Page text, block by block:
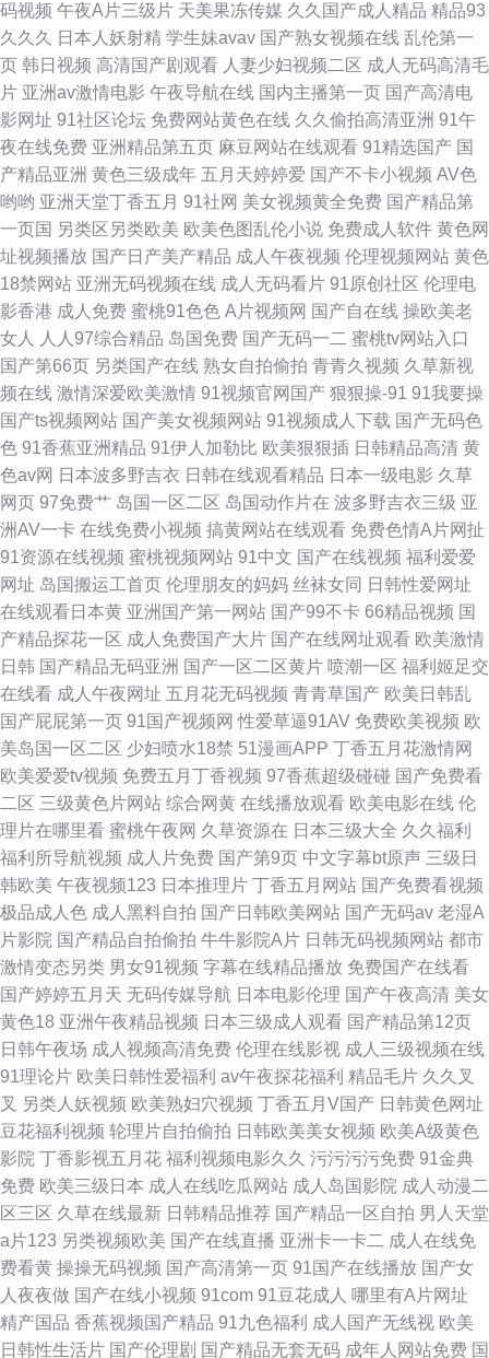
成人 无码人妻丰满熟妇A片护士电影 www污91 蜜芽亚瑟 性爱xx网 超碰av人
人 久热中文 五月丁香大香蕉 AV我爱AVtv 九九热九九 私人家庭影院5533 97
精品视频在线 极品尤物自慰喷水 色男人的 91精品国产秘入口 国内精品内射
日韩国产在线观看一 8090电影 国产在线观看精品一区 日韩成人国 中日韩国
国产精品一库二库三库 青娱乐盛视久久 与么公激情性完整视频 国产精品自
在在线观看 秋霞电影高清完整版 原来的神马电影完整版在线观看 国产精品
看片 琪琪影院2017理论在线观看 樱桃的成熟时2 国产精品视频综合区 欧美
自拍手机在线 伊人久色 国产福利视频导航 欧美性爱另类3 中文字幕有码在线
观看 国产拳头交一 日本无码全黄二区三区大片免费看 综合精品中文
码视频 午夜A片三级片 天美果冻传媒 久久国产成人精品 精品93
久久久
日本人妖射精 学生妹avav 国产熟女视频在线 乱伦第一
页 韩日视频 高清国产剧观看 人妻少妇视频二区 成人无码高清毛
片 亚洲av激情电影 午夜导航在线 国内主播第一页 国产高清电
影网址 91社区论坛 免费网站黄色在线 久久偷拍高清亚洲 91午
夜在线免费 亚洲精品第五页 麻豆网站在线观看 91精选国产 国
产精品亚洲 黄色三级成年 五月天婷婷爱 国产不卡小视频 AV色
哟哟 亚洲天堂丁香五月 91社网 美女视频黄全免费 国产精品第
一页国 另类区另类欧美 欧美色图乱伦小说 免费成人软件 黄色网
址视频播放 国产日产美产精品 成人午夜视频 伦理视频网站 黄色
18禁网站 亚洲无码视频在线 成人无码看片 91原创社区 伦理电
影香港 成人免费 蜜桃91色色 A片视频网 国产自在线 操欧美老
女人
人人97综合精品 岛国免费 国产无码一二 蜜桃tv网站入口
国产第66页 另类国产在线 熟女自拍偷拍 青青久视频 久草新视
频在线 激情深爱欧美激情 91视频官网国产 狠狠操-91 91我要操
国产ts视频网站 国产美女视频网站 91视频成人下载 国产无码色
色 91香蕉亚洲精品 91伊人加勒比 欧美狠狠插 日韩精品高清 黄
色av网 日本波多野吉衣 日韩在线观看精品 日本一级电影 久草
网页 97免费艹 岛国一区二区 岛国动作片在 波多野吉衣三级 亚
洲AV一卡 在线免费小视频 搞黄网站在线观看 免费色情A片网扯
91资源在线视频 蜜桃视频网站 91中文 国产在线视频 福利爱爱
网址 岛国搬运工首页 伦理朋友的妈妈 丝袜女同 日韩性爱网址
在线观看日本黄 亚洲国产第一网站 国产99不卡 66精品视频 国
产精品探花一区 成人免费国产大片 国产在线网址观看 欧美激情
日韩 国产精品无码亚洲 国产一区二区黄片 喷潮一区 福利姬足交
在线看 成人午夜网址 五月花无码视频 青青草国产 欧美日韩乱
国产屁屁第一页 91国产视频网 性爱草逼91AV 免费欧美视频 欧
美岛国一区二区 少妇喷水18禁 51漫画APP 丁香五月花激情网
欧美爱爱tv视频 免费五月丁香视频 97香蕉超级碰碰 国产免费看
二区 三级黄色片网站 综合网黄 在线播放观看 欧美电影在线 伦
理片在哪里看 蜜桃午夜网 久草资源在 日本三级大全 久久福利
福利所导航视频 成人片免费 国产第9页 中文字幕bt原声 三级日
韩欧美 午夜视频123 日本推理片 丁香五月网站 国产免费看视频
极品成人色 成人黑料自拍 国产日韩欧美网站 国产无码av 老湿A
片影院 国产精品自拍偷拍 牛牛影院A片 日韩无码视频网站 都市
激情变态另类 男女91视频 字幕在线精品播放 免费国产在线看
国产婷婷五月天 无码传媒导航 日本电影伦理 国产午夜高清 美女
黄色18 亚洲午夜精品视频 日本三级成人观看 国产精品第12页
日韩午夜场 成人视频高清免费 伦理在线影视 成人三级视频在线
91理论片 欧美日韩性爱福利 av午夜探花福利 精品毛片 久久叉
叉 另类人妖视频 欧美熟妇穴视频 丁香五月V国产 日韩黄色网址
豆花福利视频 轮理片自拍偷拍 日韩欧美美女视频 欧美A级黄色
影院 丁香影视五月花 福利视频电影久久 污污污污免费 91金典
免费 欧美三级日本 成人在线吃瓜网站 成人岛国影院 成人动漫二
区三区 久草在线最新 日韩精品推荐 国产精品一区自拍 男人天堂
a片123 另类视频欧美 国产在线直播 亚洲卡一卡二 成人在线免
费看黄 操操无码视频 国产高清第一页 91国产在线播放 国产女
人夜夜做 国产在线小视频 91com 91豆花成人 哪里有A片网址
精产国品 香蕉视频国产精品 91九色福利 成人国产无线视 欧美
日韩性生活片 国产伦理剧 国产精品无套无码 成年人网站免费 国